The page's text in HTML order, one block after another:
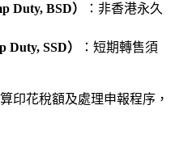
Duty, BSD）
：非香港永久
Duty, SSD）
：短期轉售須
印花稅額及處理申報程序，